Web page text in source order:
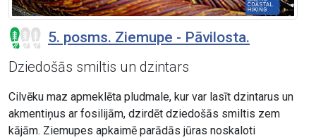
5. posms. Ziemupe - Pāvilosta.
Dziedošās smiltis un dzintars
Cilvēku maz apmeklēta pludmale, kur var lasīt dzintarus un
akmentiņus ar fosilijām, dzirdēt dziedošās smiltis zem
kājām. Ziemupes apkaimē parādās jūras noskaloti